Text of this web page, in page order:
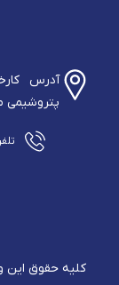
آدرس
پتروشیمی
تلفن :
کلیه حقوق این